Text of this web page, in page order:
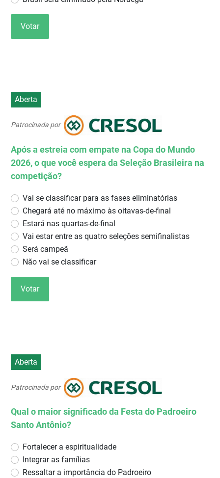
Votar
Aberta
Patrocinada por
Após a estreia com empate na Copa do Mundo
2026, o que você espera da Seleção Brasileira na
competição?
Vai se classificar para as fases eliminatórias
Chegará até no máximo às oitavas-de-final
Estará nas quartas-de-final
Vai estar entre as quatro seleções semifinalistas
Será campeã
Não vai se classificar
Votar
Aberta
Patrocinada por
Qual o maior significado da Festa do Padroeiro
Santo Antônio?
Fortalecer a espiritualidade
Integrar as famílias
Ressaltar a importância do Padroeiro